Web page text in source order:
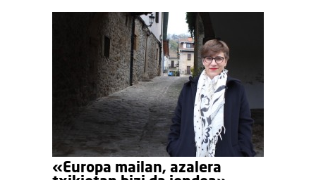
«Europa mailan, azalera